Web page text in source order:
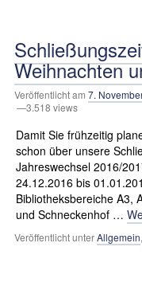
Weihnachten
Veröffentlicht am 7.
—3.518 views
Damit Sie frühzeitig
schon über unsere
Jahreswechsel 2016/
24.12.2016 bis
Bibliotheksbereiche A3,
und Schneckenhof …
Veröffentlicht unterAllgemein,